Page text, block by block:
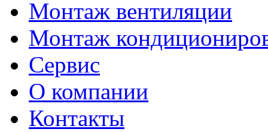
Монтаж вентиляции
Монтаж
Сервис
О компании
Контакты